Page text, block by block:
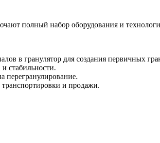
полный набор оборудования и
в гранулятор для создания первичных
стабильности.
перегранулирование.
и продажи.